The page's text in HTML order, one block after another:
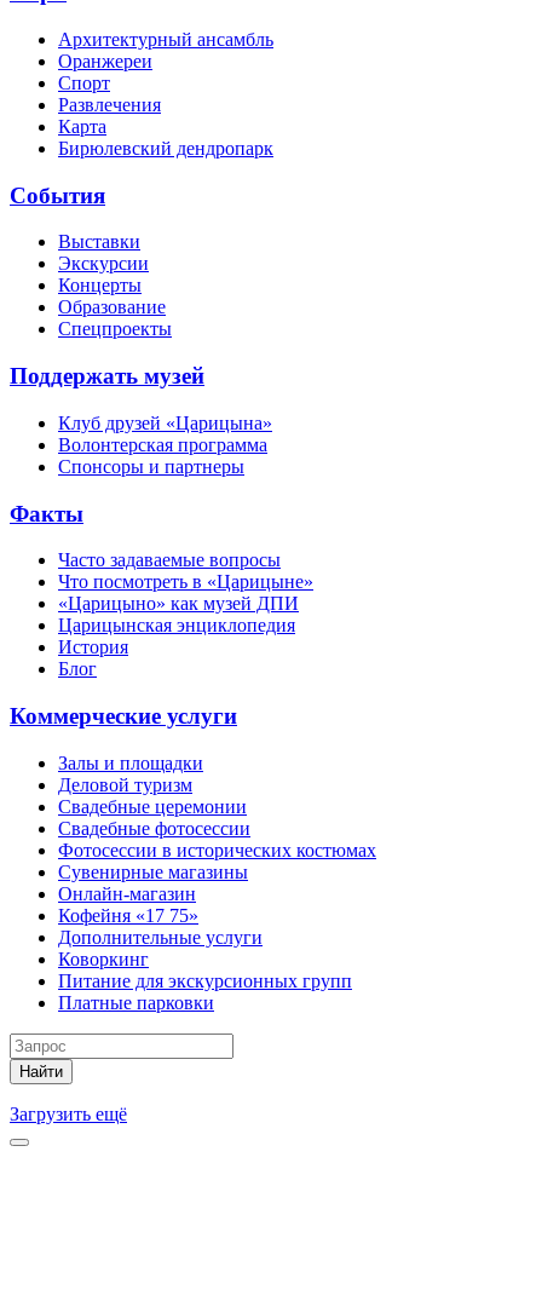
Архитектурный ансамбль
Оранжереи
Спорт
Развлечения
Карта
Бирюлевский дендропарк
События
Выставки
Экскурсии
Концерты
Образование
Спецпроекты
Поддержать музей
Клуб друзей «Царицына»
Волонтерская программа
Спонсоры и партнеры
Факты
Часто задаваемые вопросы
Что посмотреть в «Царицыне»
«Царицыно» как музей ДПИ
Царицынская энциклопедия
История
Блог
Коммерческие услуги
Залы и площадки
Деловой туризм
Свадебные церемонии
Свадебные фотосессии
Фотосессии в исторических костюмах
Сувенирные магазины
Онлайн-магазин
Кофейня «17 75»
Дополнительные услуги
Коворкинг
Питание для экскурсионных групп
Платные парковки
Найти
Загрузить ещё